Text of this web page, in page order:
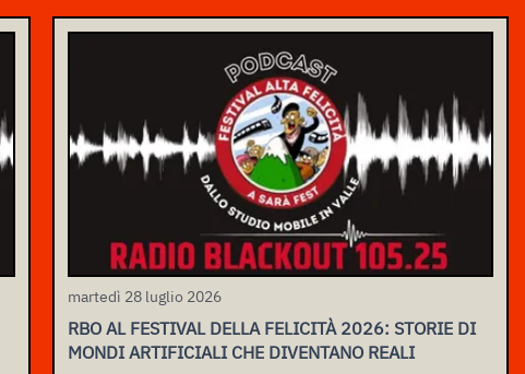
martedì 28 luglio 2026
RBO AL FESTIVAL DELLA FELICITÀ 2026: STORIE DI
MONDI ARTIFICIALI CHE DIVENTANO REALI